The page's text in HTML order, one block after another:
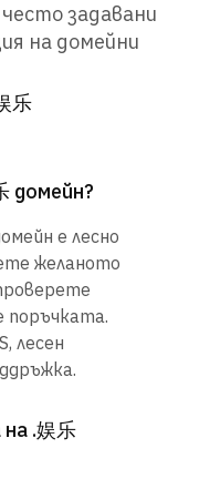
задавани
на домейни
乐
домейн?
е лесно
желаното
поръчката.
лесен
.娱乐